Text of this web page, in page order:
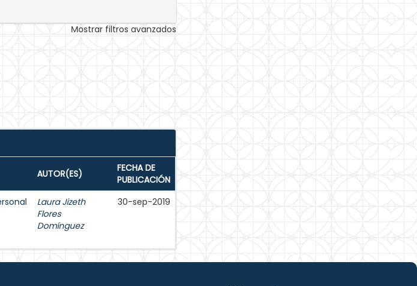
Mostrar filtros avanzados
AUTOR(ES)
FECHA DE
PUBLICACIÓN
Laura Jizeth
Flores
Domínguez
30-sep-2019